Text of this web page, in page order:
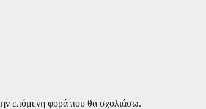
επόμενη φορά που θα σχολιάσω.